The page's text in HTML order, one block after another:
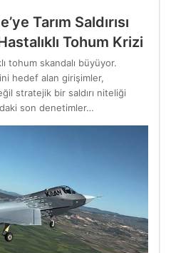
Tarım Saldırısı
Tohum Krizi
tohum skandalı büyüyor.
hedef alan girişimler,
stratejik bir saldırı niteliği
son denetimler…